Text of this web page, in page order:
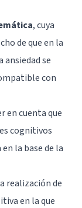
, cuya
de que en la
ansiedad se
con
en cuenta que
cognitivos
la base de la
realización de
en la que